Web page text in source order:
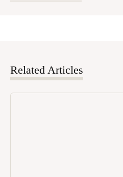
Related Articles